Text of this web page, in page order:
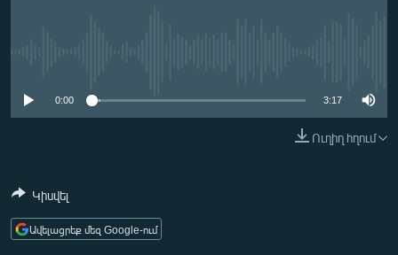
ՄԻՋԱԶԳԱՅԻՆ
ՄԵԿՆԱԲԱՆՈՒԹՅՈՒՆ
ՏՏ ԵՒ ԻՆՏԵՐՆԵՏ
0:00 3:17
Ուղիղ հղում
Կիսվել
Ավելացրեք մեզ Google-ում